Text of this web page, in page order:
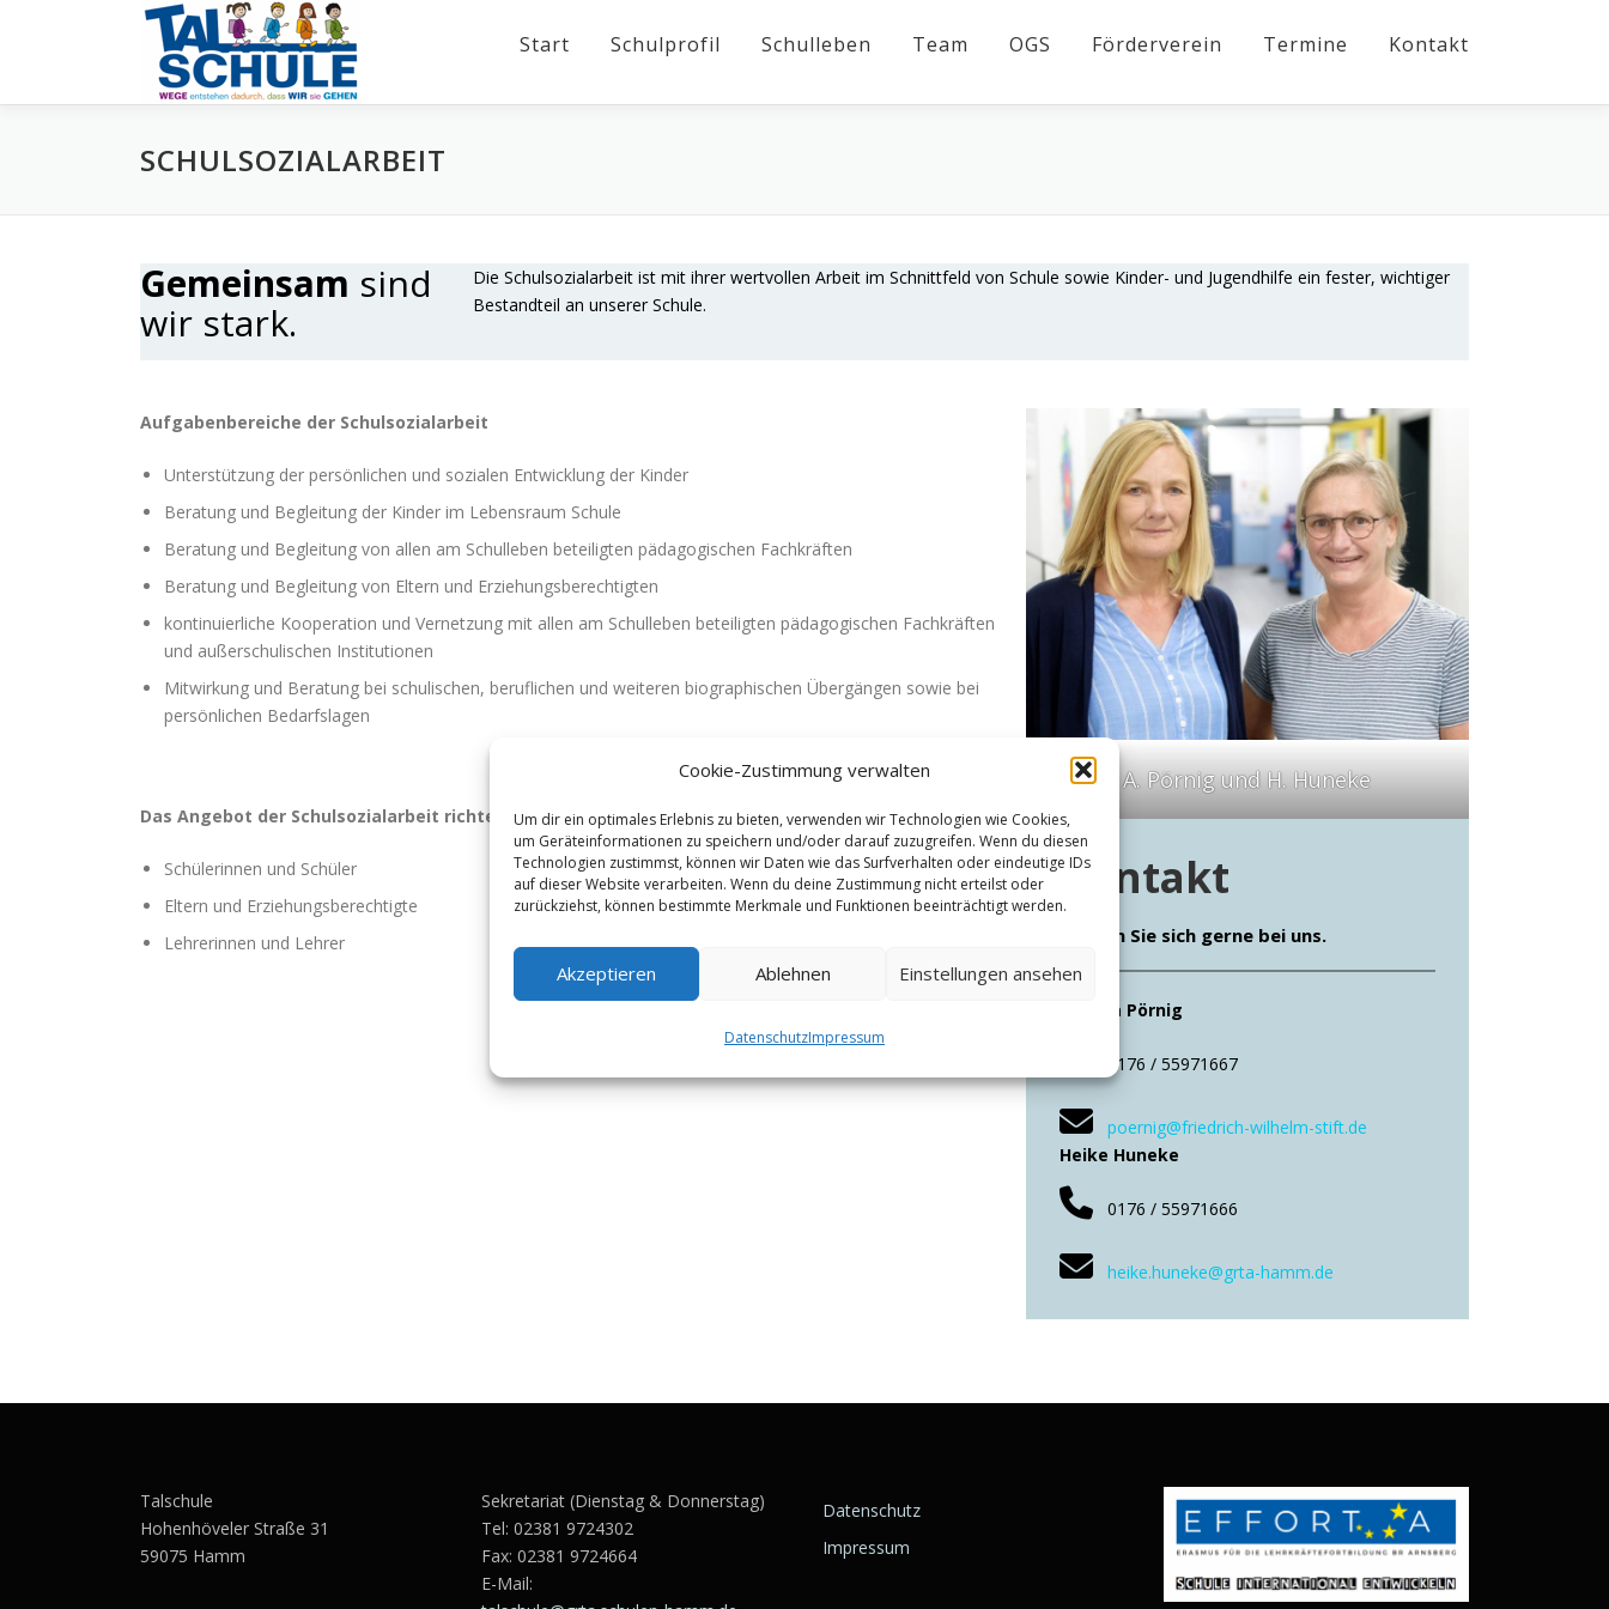
Cookie-Zustimmung verwalten
Um dir ein optimales Erlebnis zu bieten, verwenden wir Technologien wie Cookies,
um Geräteinformationen zu speichern und/oder darauf zuzugreifen. Wenn du diesen
Technologien zustimmst, können wir Daten wie das Surfverhalten oder eindeutige IDs
auf dieser Website verarbeiten. Wenn du deine Zustimmung nicht erteilst oder
zurückziehst, können bestimmte Merkmale und Funktionen beeinträchtigt werden.
Akzeptieren Ablehnen Einstellungen ansehen
DatenschutzImpressum
Start Schulprofil Schulleben Team OGS Förderverein Termine Kontakt
SCHULSOZIALARBEIT
Gemeinsam sind
wir stark.
Die Schulsozialarbeit ist mit ihrer wertvollen Arbeit im Schnittfeld von Schule sowie Kinder- und Jugendhilfe ein fester, wichtiger
Bestandteil an unserer Schule.
Aufgabenbereiche der Schulsozialarbeit
Unterstützung der persönlichen und sozialen Entwicklung der Kinder
Beratung und Begleitung der Kinder im Lebensraum Schule
Beratung und Begleitung von allen am Schulleben beteiligten pädagogischen Fachkräften
Beratung und Begleitung von Eltern und Erziehungsberechtigten
kontinuierliche Kooperation und Vernetzung mit allen am Schulleben beteiligten pädagogischen Fachkräften
und außerschulischen Institutionen
Mitwirkung und Beratung bei schulischen, beruflichen und weiteren biographischen Übergängen sowie bei
persönlichen Bedarfslagen
Das Angebot der Schulsozialarbeit richtet sich an
Schülerinnen und Schüler
Eltern und Erziehungsberechtigte
Lehrerinnen und Lehrer
A. Pörnig und H. Huneke
Kontakt
Melden Sie sich gerne bei uns.
Andrea Pörnig
0176 / 55971667
poernig@friedrich-wilhelm-stift.de
Heike Huneke
0176 / 55971666
heike.huneke@grta-hamm.de
Talschule
Hohenhöveler Straße 31
59075 Hamm
Sekretariat (Dienstag & Donnerstag)
Tel: 02381 9724302
Fax: 02381 9724664
E-Mail:
Datenschutz
Impressum